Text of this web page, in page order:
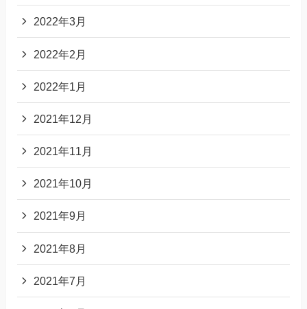
2022年3月
2022年2月
2022年1月
2021年12月
2021年11月
2021年10月
2021年9月
2021年8月
2021年7月